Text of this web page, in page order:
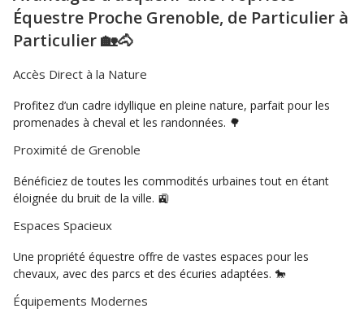
Équestre Proche Grenoble, de Particulier à
Particulier 🏡🐴
Accès Direct à la Nature
Profitez d’un cadre idyllique en pleine nature, parfait pour les
promenades à cheval et les randonnées. 🌳
Proximité de Grenoble
Bénéficiez de toutes les commodités urbaines tout en étant
éloignée du bruit de la ville. 🚉
Espaces Spacieux
Une propriété équestre offre de vastes espaces pour les
chevaux, avec des parcs et des écuries adaptées. 🐎
Équipements Modernes